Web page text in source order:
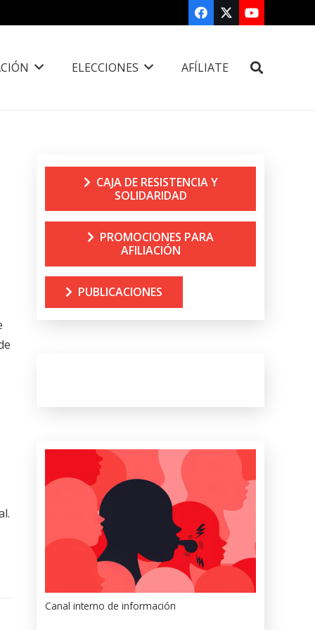
ELECCIONES AFÍLIATE
CAJA DE RESISTENCIA Y
SOLIDARIDAD
PROMOCIONES PARA
AFILIACIÓN
PUBLICACIONES
Canal interno de información